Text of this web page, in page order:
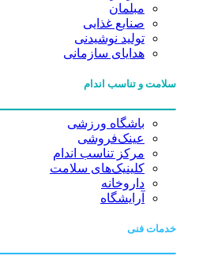
مبلمان
صنایع غذایی
تولید نوشیدنی
هدایای سازمانی
سلامت و تناسب اندام
باشگاه ورزشی
عینک‌فروشی
مرکز تناسب اندام
کلینیک‌های سلامت
داروخانه
آرایشگاه
خدمات فنی